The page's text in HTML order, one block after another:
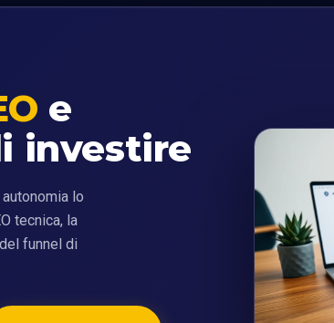
e
investire
lo
tecnica, la
funnel di